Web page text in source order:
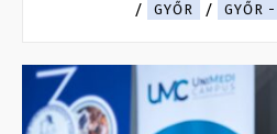
GYŐR
GYŐR